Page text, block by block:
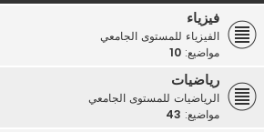
فيزياء
الفيزياء للمستوى الجامعي
مواضيع: 10
رياضيات
الرياضيات للمستوى الجامعي
مواضيع: 43